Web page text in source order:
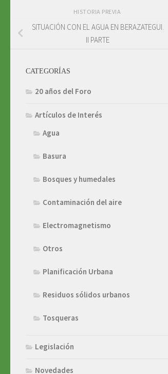
HISTORIA PREVIA
SITUACIÓN CON EL AGUA EN BERAZATEGUI.
II PARTE
CATEGORÍAS
20 años del Foro
Artículos de Interés
Agua
Basura
Bosques y humedales
Contaminación del aire
Electromagnetismo
Otros
Planificación Urbana
Residuos sólidos urbanos
Tosqueras
Legislación
Novedades